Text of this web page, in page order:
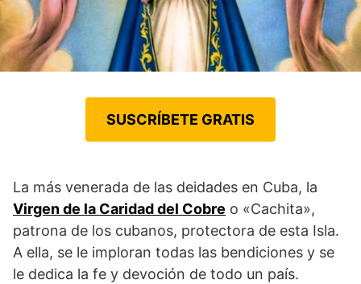
SUSCRÍBETE GRATIS
La más venerada de las deidades en Cuba, la
Virgen de la Caridad del Cobre o «Cachita»,
patrona de los cubanos, protectora de esta Isla.
A ella, se le imploran todas las bendiciones y se
le dedica la fe y devoción de todo un país.